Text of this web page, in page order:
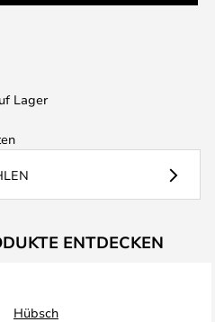
Lager
ENTDECKEN
Hübsch